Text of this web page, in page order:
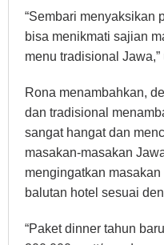
“Sembari menyaksikan
bisa menikmati sajian
menu tradisional Jawa,”
Rona menambahkan,
dan tradisional
sangat hangat dan
masakan-masakan
mengingatkan
balutan hotel sesuai
“Paket dinner tahun